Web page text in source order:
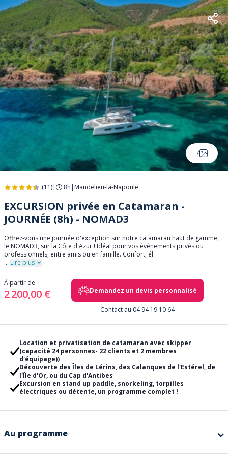
7
(11)| 8h | Mandelieu-la-Napoule
EXCURSION privée en Catamaran -
JOURNÉE (8h) - NOMAD3
Offrez-vous une journée d'exception sur notre catamaran haut de gamme,
le NOMAD3, sur la Côte d'Azur ! Idéal pour vos événements privés ou
professionnels, entre amis ou en famille. Confort, él
... Lire plus
À partir de
2 200,00 € Demandez un devis personnalisé
Contact au 04 94 19 10 64
Location et privatisation de catamaran avec skipper
(capacité 24 personnes- 22 clients et 2 membres
d'équipage))
Découverte des Îles de Lérins, des Calanques de l'Estérel, de
l'Île d'Or, ou du Cap d'Antibes
Excursion en stand up paddle, snorkeling, torpilles
électriques ou détente, un programme complet !
Au programme